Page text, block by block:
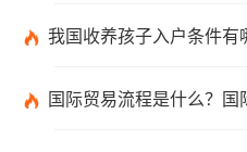
我国收养孩子入户条件有哪些规定？办理收养登
国际贸易流程是什么？国际贸易的具体